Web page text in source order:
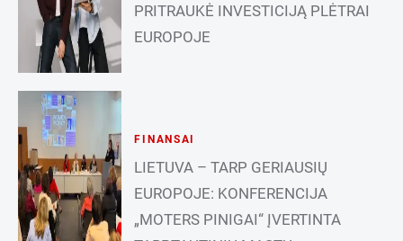
PRITRAUKĖ INVESTICIJĄ PLĖTRAI
EUROPOJE
FINANSAI
LIETUVA – TARP GERIAUSIŲ
EUROPOJE: KONFERENCIJA
„MOTERS PINIGAI“ ĮVERTINTA